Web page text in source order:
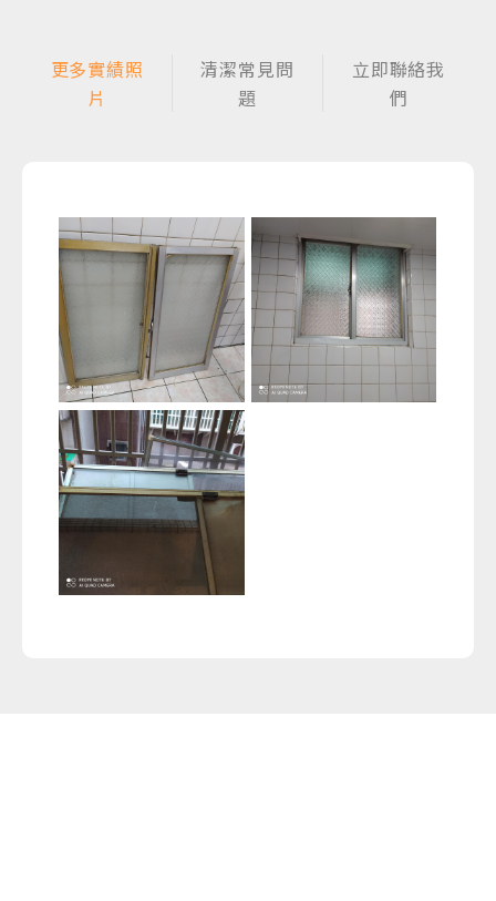
更多實績照
片
清潔常見問
題
立即聯絡我
們